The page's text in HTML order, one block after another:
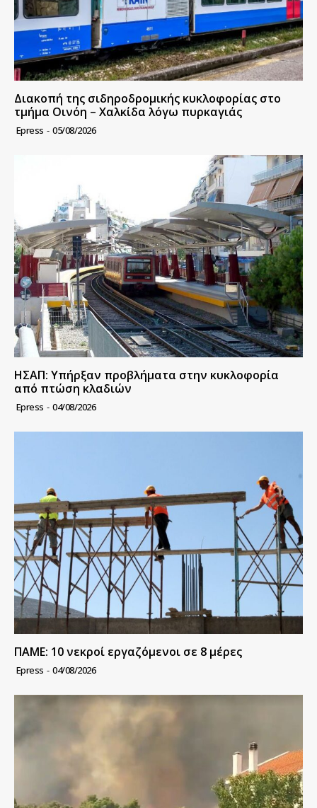
Διακοπή της σιδηροδρομικής κυκλοφορίας στο
τμήμα Οινόη – Χαλκίδα λόγω πυρκαγιάς
Epress - 05/08/2026
ΗΣΑΠ: Υπήρξαν προβλήματα στην κυκλοφορία
από πτώση κλαδιών
Epress - 04/08/2026
ΠΑΜΕ: 10 νεκροί εργαζόμενοι σε 8 μέρες
Epress - 04/08/2026